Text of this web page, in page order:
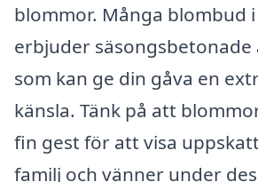
blommor. Många blombud
erbjuder
som kan ge din gåva en
känsla. Tänk på att
fin gest för att visa
familj och vänner under